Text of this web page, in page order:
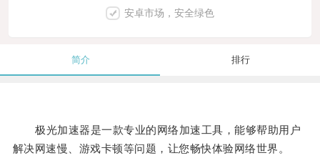
安卓市场，安全绿色
简介 排行
极光加速器是一款专业的网络加速工具，能够帮助用户
解决网速慢、游戏卡顿等问题，让您畅快体验网络世界。